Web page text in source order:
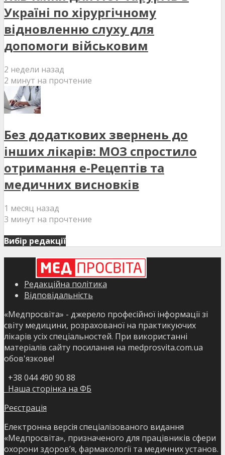
Україні по хірургічному
відновленню слуху для
допомоги військовим
2 недели назад
2 минут на прочтение
Без додаткових звернень до
інших лікарів: МОЗ спростило
отримання е-Рецептів та
медичних висновків
1 месяц назад
3 минут на прочтение
Вибір редакції
Редакційна політика
Відповідальність
«Медпросвіта» - джерело професійної інформації зі
світу медицини, розрахованої на практикуючих
лікарів усіх спеціальностей. При використанні
матеріалів сайту посилання на medprosvita.com.ua
обов'язкове!
+38 044 490 90 88
Наша сторінка на ФБ
Реєстрація
Електронна версія спеціалізованого видання
«Медпросвіта», призначеного для працівників сфери
охорони здоров’я, фармакології та медичних установ.